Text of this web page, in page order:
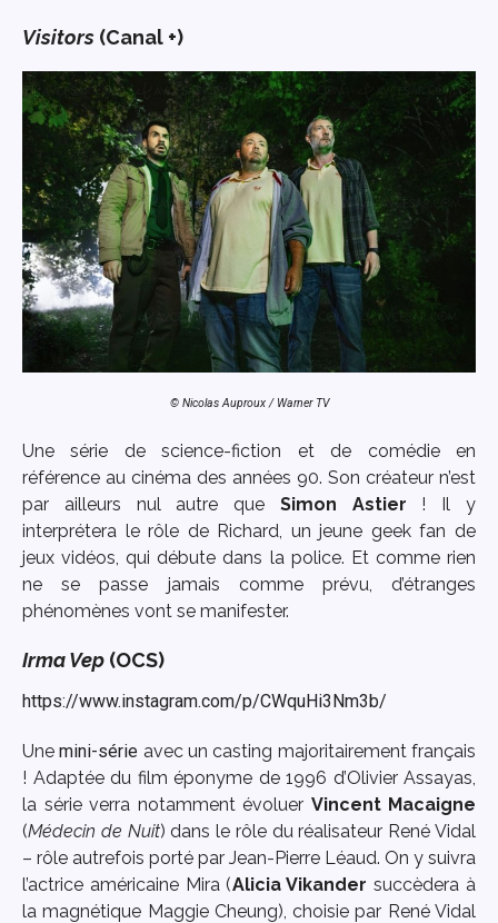
Visitors (Canal +)
© Nicolas Auproux / Warner TV
Une série de science-fiction et de comédie en
référence au cinéma des années 90. Son créateur n’est
par ailleurs nul autre que Simon Astier ! Il y
interprétera le rôle de Richard, un jeune geek fan de
jeux vidéos, qui débute dans la police. Et comme rien
ne se passe jamais comme prévu, d’étranges
phénomènes vont se manifester.
Irma Vep (OCS)
https://www.instagram.com/p/CWquHi3Nm3b/
Unemini-série avec un casting majoritairement français
! Adaptée du film éponyme de 1996 d’Olivier Assayas,
la série verra notamment évoluer Vincent Macaigne
(Médecin de Nuit) dans le rôle du réalisateur René Vidal
– rôle autrefois porté par Jean-Pierre Léaud. On y suivra
l’actrice américaine Mira (Alicia Vikander succèdera à
la magnétique Maggie Cheung), choisie par René Vidal